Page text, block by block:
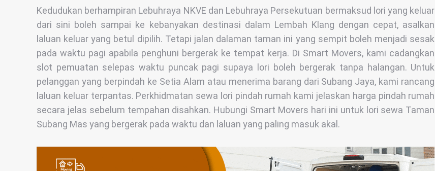
Kedudukan berhampiran Lebuhraya NKVE dan Lebuhraya Persekutuan bermaksud lori yang keluar
dari sini boleh sampai ke kebanyakan destinasi dalam Lembah Klang dengan cepat, asalkan
laluan keluar yang betul dipilih. Tetapi jalan dalaman taman ini yang sempit boleh menjadi sesak
pada waktu pagi apabila penghuni bergerak ke tempat kerja. Di Smart Movers, kami cadangkan
slot pemuatan selepas waktu puncak pagi supaya lori boleh bergerak tanpa halangan. Untuk
pelanggan yang berpindah ke Setia Alam atau menerima barang dari Subang Jaya, kami rancang
laluan keluar terpantas. Perkhidmatan sewa lori pindah rumah kami jelaskan harga pindah rumah
secara jelas sebelum tempahan disahkan. Hubungi Smart Movers hari ini untuk lori sewa Taman
Subang Mas yang bergerak pada waktu dan laluan yang paling masuk akal.